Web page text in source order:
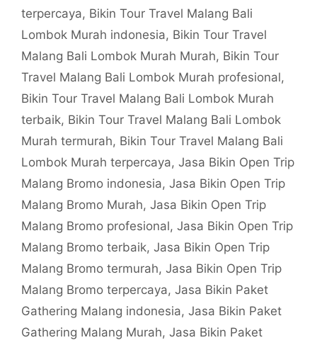
terpercaya, Bikin Tour Travel Malang Bali
Lombok Murah indonesia, Bikin Tour Travel
Malang Bali Lombok Murah Murah, Bikin Tour
Travel Malang Bali Lombok Murah profesional,
Bikin Tour Travel Malang Bali Lombok Murah
terbaik, Bikin Tour Travel Malang Bali Lombok
Murah termurah, Bikin Tour Travel Malang Bali
Lombok Murah terpercaya, Jasa Bikin Open Trip
Malang Bromo indonesia, Jasa Bikin Open Trip
Malang Bromo Murah, Jasa Bikin Open Trip
Malang Bromo profesional, Jasa Bikin Open Trip
Malang Bromo terbaik, Jasa Bikin Open Trip
Malang Bromo termurah, Jasa Bikin Open Trip
Malang Bromo terpercaya, Jasa Bikin Paket
Gathering Malang indonesia, Jasa Bikin Paket
Gathering Malang Murah, Jasa Bikin Paket